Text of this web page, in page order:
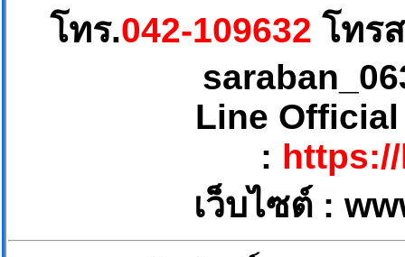
โทร.042-109632 โทร
Line
:
เว็บไซต์ :